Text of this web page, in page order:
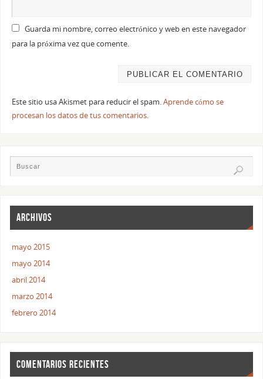
Guarda mi nombre, correo electrónico y web en este navegador
para la próxima vez que comente.
Este sitio usa Akismet para reducir el spam.Aprende cómo se
procesan los datos de tus comentarios.
ARCHIVOS
mayo 2015
mayo 2014
abril 2014
marzo 2014
febrero 2014
COMENTARIOS RECIENTES